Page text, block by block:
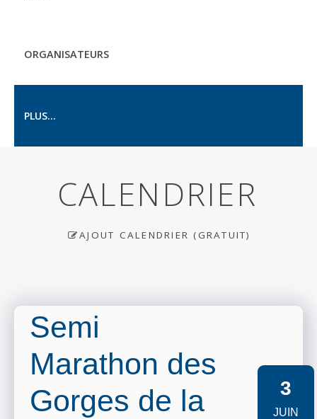
ORGANISATEURS
PLUS...
CALENDRIER
AJOUT CALENDRIER (GRATUIT)
Semi
Marathon des
Gorges de la
3
JUIN